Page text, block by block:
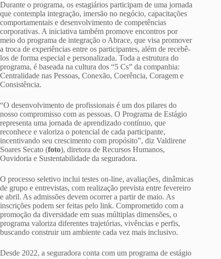
Durante o programa, os estagiários participam de uma jornada
que contempla integração, imersão no negócio, capacitações
comportamentais e desenvolvimento de competências
corporativas. A iniciativa também promove encontros por
meio do programa de integração o Abrace, que visa promover
a troca de experiências entre os participantes, além de recebê-
los de forma especial e personalizada. Toda a estrutura do
programa, é baseada na cultura dos “5 Cs” da companhia:
Centralidade nas Pessoas, Conexão, Coerência, Coragem e
Consistência.
“O desenvolvimento de profissionais é um dos pilares do
nosso compromisso com as pessoas. O Programa de Estágio
representa uma jornada de aprendizado contínuo, que
reconhece e valoriza o potencial de cada participante,
incentivando seu crescimento com propósito”, diz Valdirene
Soares Secato (foto), diretora de Recursos Humanos,
Ouvidoria e Sustentabilidade da seguradora.
O processo seletivo inclui testes on-line, avaliações, dinâmicas
de grupo e entrevistas, com realização prevista entre fevereiro
e abril. As admissões devem ocorrer a partir de maio. As
inscrições podem ser feitas pelo link. Comprometido com a
promoção da diversidade em suas múltiplas dimensões, o
programa valoriza diferentes trajetórias, vivências e perfis,
buscando construir um ambiente cada vez mais inclusivo.
Desde 2022, a seguradora conta com um programa de estágio